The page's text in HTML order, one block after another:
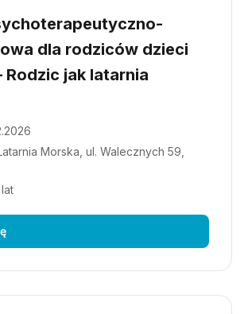
dla rodziców dzieci
Rodzic jak latarnia
Morska, ul. Walecznych 59,